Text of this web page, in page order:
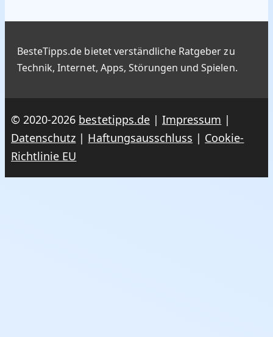
BesteTipps.de bietet verständliche Ratgeber zu
Technik, Internet, Apps, Störungen und Spielen.
© 2020-2026 bestetipps.de| Impressum |
Datenschutz | Haftungsausschluss | Cookie-
Richtlinie EU